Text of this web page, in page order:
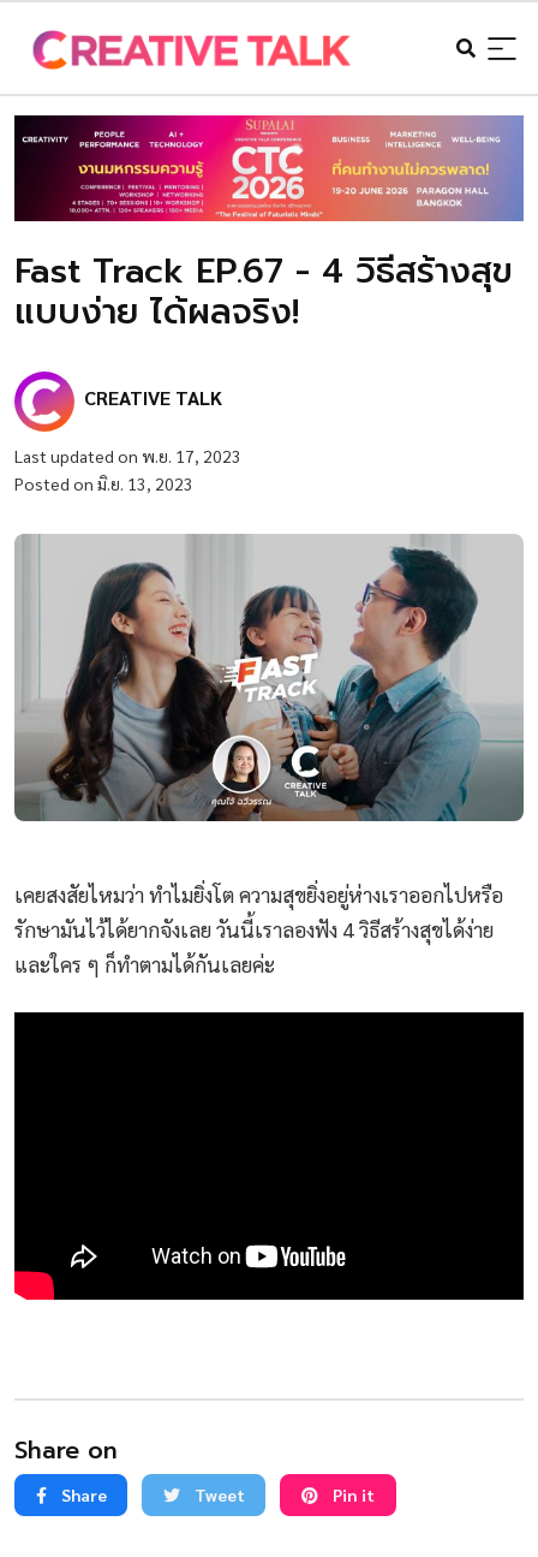
Fast Track EP.67 - 4 วิธีสร้างสุข
แบบง่าย ได้ผลจริง!
CREATIVE TALK
Last updated on พ.ย. 17, 2023
Posted on มิ.ย. 13, 2023
เคยสงสัยไหมว่า ทำไมยิ่งโต ความสุขยิ่งอยู่ห่างเราออกไปหรือ
รักษามันไว้ได้ยากจังเลย วันนี้เราลองฟัง 4 วิธีสร้างสุขได้ง่าย
และใคร ๆ ก็ทำตามได้กันเลยค่ะ
Share on
Share Tweet Pin it